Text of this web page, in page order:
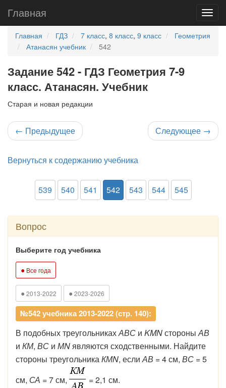
Главная
Главная ГДЗ 7 класс, 8 класс, 9 класс
Геометрия
Атанасян учебник
542
Задание 542 - ГДЗ Геометрия 7-9
класс. Атанасян. Учебник
Старая и новая редакции
← Предыдущее Следующее →
Вернуться к содержанию учебника
539 540 541 542 543 544 545
Вопрос
Выберите год учебника
● Все года
● 2013-2022 ● 2023-2026
№542 учебника 2013-2022 (стр. 140):
В подобных треугольникахАВС и KMNстороныАВ
и КМ, ВС и МNявляются сходственными. Найдите
стороны треугольникаКМN, еслиАВ = 4 см, ВС = 5
см, СА = 7 см, = 2,1 см.